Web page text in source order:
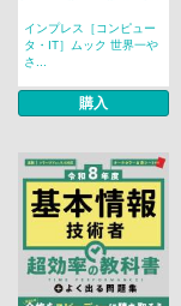
インプレス［コンピュー
タ・IT］ムック 世界一や
さ...
購入